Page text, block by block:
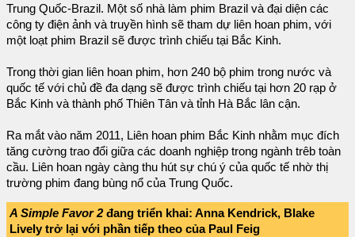
Trung Quốc-Brazil. Một số nhà làm phim Brazil và đại diện các
công ty điện ảnh và truyền hình sẽ tham dự liên hoan phim, với
một loạt phim Brazil sẽ được trình chiếu tại Bắc Kinh.
Trong thời gian liên hoan phim, hơn 240 bộ phim trong nước và
quốc tế với chủ đề đa dạng sẽ được trình chiếu tại hơn 20 rạp ở
Bắc Kinh và thành phố Thiên Tân và tỉnh Hà Bắc lân cận.
Ra mắt vào năm 2011, Liên hoan phim Bắc Kinh nhằm mục đích
tăng cường trao đổi giữa các doanh nghiệp trong ngành trêb toàn
cầu. Liên hoan ngày càng thu hút sự chú ý của quốc tế nhờ thị
trường phim đang bùng nổ của Trung Quốc.
A Simple Favor 2đang triển khai: Anna Kendrick, Blake
Lively trở lại với phần tiếp theo của Paul Feig